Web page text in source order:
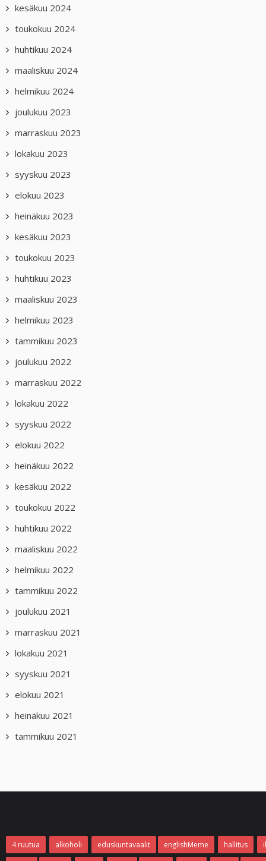
kesäkuu 2024
toukokuu 2024
huhtikuu 2024
maaliskuu 2024
helmikuu 2024
joulukuu 2023
marraskuu 2023
lokakuu 2023
syyskuu 2023
elokuu 2023
heinäkuu 2023
kesäkuu 2023
toukokuu 2023
huhtikuu 2023
maaliskuu 2023
helmikuu 2023
tammikuu 2023
joulukuu 2022
marraskuu 2022
lokakuu 2022
syyskuu 2022
elokuu 2022
heinäkuu 2022
kesäkuu 2022
toukokuu 2022
huhtikuu 2022
maaliskuu 2022
helmikuu 2022
tammikuu 2022
joulukuu 2021
marraskuu 2021
lokakuu 2021
syyskuu 2021
elokuu 2021
heinäkuu 2021
tammikuu 2021
4 ruutua alkoholi eduskuntavaalit englishMeme hallitus